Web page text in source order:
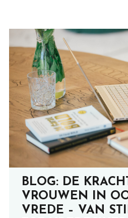
BLOG: DE
VROUWEN IN
VREDE – VAN